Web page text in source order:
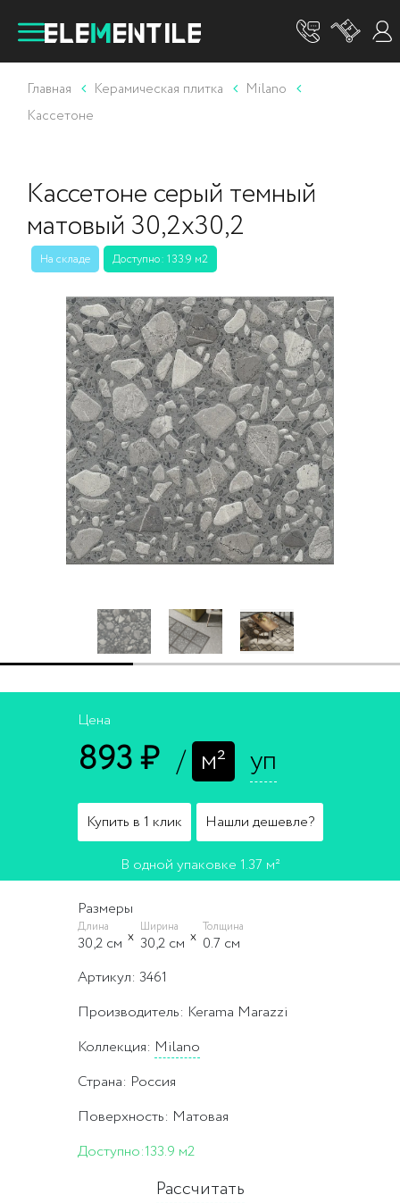
Главная Керамическая плитка
Milano
Кассетоне
Кассетоне серый темный
матовый 30,2х30,2
На складе Доступно: 133.9 м2
Цена
893 ₽ / м² уп
Купить в 1 клик Нашли дешевле?
В одной упаковке 1.37 м²
Размеры
Длина
30,2 cм
Ширина
30,2 cм
Толщина
0.7 cм
Артикул: 3461
Производитель: Kerama Marazzi
Коллекция: Milano
Страна: Россия
Поверхность: Матовая
Доступно:133.9 м2
Рассчитать